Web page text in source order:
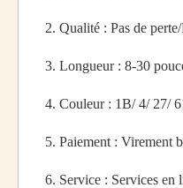
2. Qualité : Pas de
3. Longueur : 8-30
4. Couleur : 1B/ 4/ 27/
5. Paiement : Virement
6. Service : Services en